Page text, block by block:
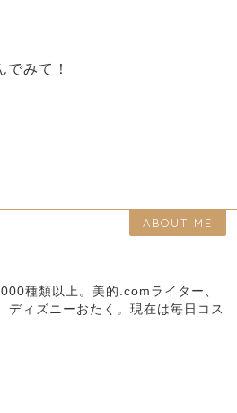
みて！
ABOUT ME
種類以上。美的.comライター、
ディズニーおたく。現在は毎日コス